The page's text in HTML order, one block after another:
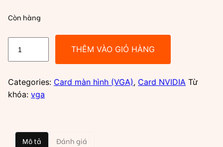
Còn hàng
Asus
1660
Super
OC
THÊM VÀO GIỎ HÀNG
Categories: Card màn hình (VGA), Card NVIDIA Từ
khóa: vga
Mô tả Đánh giá